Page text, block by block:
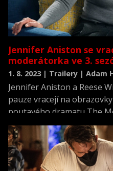
Jennifer Aniston se
moderátorka ve 3.
1. 8. 2023 | Trailery | Adam
Jennifer Aniston a Reese
pauze vracejí na
poutavého dramatu The